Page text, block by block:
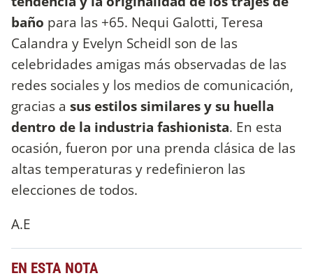
baño para las +65. Nequi Galotti, Teresa
Calandra y Evelyn Scheidl son de las
celebridades amigas más observadas de las
redes sociales y los medios de comunicación,
gracias a sus estilos similares y su huella
dentro de la industria fashionista. En esta
ocasión, fueron por una prenda clásica de las
altas temperaturas y redefinieron las
elecciones de todos.
A.E
EN ESTA NOTA